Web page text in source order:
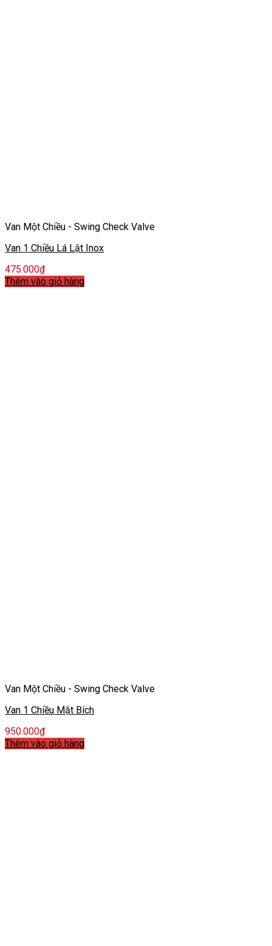
Van Một Chiều - Swing Check Valve
Van 1 Chiều Lá Lật Inox
475.000₫
Thêm vào giỏ hàng
Van Một Chiều - Swing Check Valve
Van 1 Chiều Mặt Bích
950.000₫
Thêm vào giỏ hàng